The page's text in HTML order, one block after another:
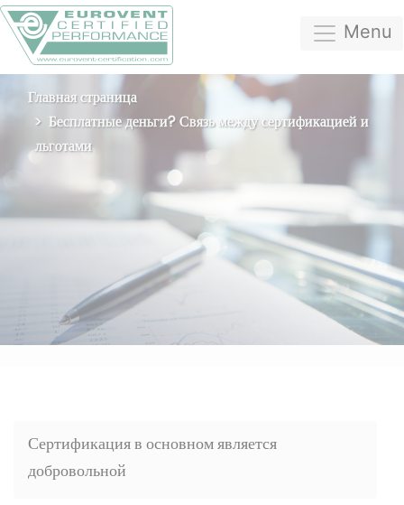
Menu
Главная страница
Бесплатные деньги? Связь между сертификацией и
льготами
Сертификация в основном является
добровольной